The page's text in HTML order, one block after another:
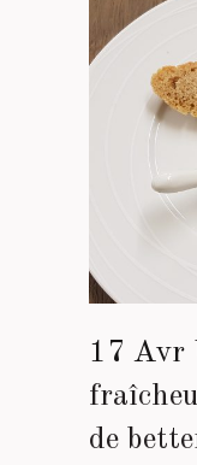
17 Avr
de